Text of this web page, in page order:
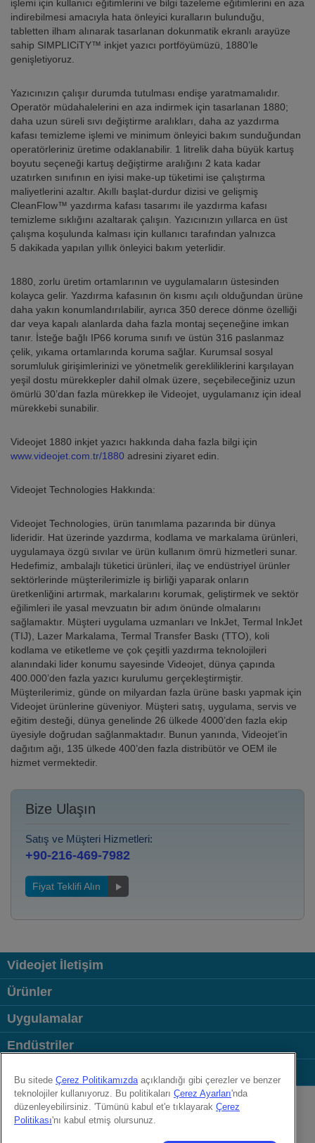
işlemi için kullanıcı eğitimlerini ve bilgi tazeleme eğitimlerini en aza
indirebilmesi amacıyla hata önleyici kuralların bulunduğu,
tabletten ilham alınarak tasarlanan dokunmatik ekranlı arayüze
sahip SIMPLICiTY™ inkjet yazıcı portföyümüzü, 1880’le
genişletiyoruz.
Yazıcınızın çalışır durumda tutulması endişe yaratmamalıdır.
Operatör müdahalelerini en aza indirmek için tasarlanan 1880;
daha uzun süreli sıvı değiştirme aralıkları, daha az yazdırma
kafası temizleme işlemi ve minimum önleyici bakım sunduğundan
operatörleriniz üretime odaklanabilir. 1 litrelik daha büyük kartuş
boyutu seçeneği kartuş değiştirme aralığını 2 kata kadar
uzatırken sınıfının en iyisi make-up tüketimi ise çalıştırma
maliyetlerini azaltır. Akıllı başlat-durdur dizisi ve gelişmiş
CleanFlow™ yazdırma kafası tasarımı ile yazdırma kafası
temizleme sıklığını azaltarak çalışın. Yazıcınızın yıllarca en üst
çalışma koşulunda kalması için kullanıcı tarafından yalnızca
5 dakikada yapılan yıllık önleyici bakım yeterlidir.
1880, zorlu üretim ortamlarının ve uygulamaların üstesinden
kolayca gelir. Yazdırma kafasının ön kısmı açılı olduğundan ürüne
daha yakın konumlandırılabilir, ayrıca 350 derece dönme özelliği
dar veya kapalı alanlarda daha fazla montaj seçeneğine imkan
tanır. İsteğe bağlı IP66 koruma sınıfı ve üstün 316 paslanmaz
çelik, yıkama ortamlarında koruma sağlar. Kurumsal sosyal
sorumluluk girişimlerinizi ve yönetmelik gerekliliklerini karşılayan
yeşil dostu mürekkepler dahil olmak üzere, seçebileceğiniz uzun
ömürlü 30’dan fazla mürekkep ile Videojet, uygulamanız için ideal
mürekkebi sunabilir.
Videojet 1880 inkjet yazıcı hakkında daha fazla bilgi için
www.videojet.com.tr/1880 adresini ziyaret edin.
Videojet Technologies Hakkında:
Videojet Technologies, ürün tanımlama pazarında bir dünya
lideridir. Hat üzerinde yazdırma, kodlama ve markalama ürünleri,
uygulamaya özgü sıvılar ve ürün kullanım ömrü hizmetleri sunar.
Hedefimiz, ambalajlı tüketici ürünleri, ilaç ve endüstriyel ürünler
sektörlerinde müşterilerimizle iş birliği yaparak onların
üretkenliğini artırmak, markalarını korumak, geliştirmek ve sektör
eğilimleri ile yasal mevzuatın bir adım önünde olmalarını
sağlamaktır. Müşteri uygulama uzmanları ve InkJet, Termal InkJet
(TIJ), Lazer Markalama, Termal Transfer Baskı (TTO), koli
kodlama ve etiketleme ve çok çeşitli yazdırma teknolojileri
alanındaki lider konumu sayesinde Videojet, dünya çapında
400.000’den fazla yazıcı kurulumu gerçekleştirmiştir.
Müşterilerimiz, günde on milyardan fazla ürüne baskı yapmak için
Videojet ürünlerine güveniyor. Müşteri satış, uygulama, servis ve
eğitim desteği, dünya genelinde 26 ülkede 4000’den fazla ekip
üyesiyle doğrudan sağlanmaktadır. Bunun yanında, Videojet’in
dağıtım ağı, 135 ülkede 400’den fazla distribütör ve OEM ile
hizmet vermektedir.
Bize Ulaşın
Satış ve Müşteri Hizmetleri:
+90-216-469-7982
Fiyat Teklifi Alın
Videojet İletişim
Ürünler
Uygulamalar
Endüstriler
Follow us on:
Bu sitede Çerez Politikamızdaaçıklandığı gibi çerezler ve benzer
teknolojiler kullanıyoruz. Bu politikaları Çerez Ayarları'nda
düzenleyebilirsiniz. 'Tümünü kabul et'e tıklayarak Çerez
Politikası'nı kabul etmiş olursunuz.